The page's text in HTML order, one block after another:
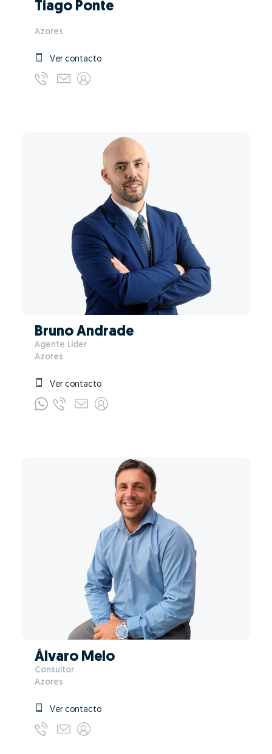
Tiago Ponte
Azores
Ver contacto
Bruno Andrade
Agente Líder
Azores
Ver contacto
Álvaro Melo
Consultor
Azores
Ver contacto